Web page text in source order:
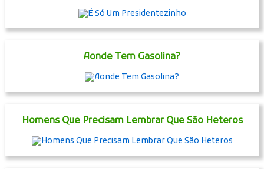
Aonde Tem Gasolina?
Homens Que Precisam Lembrar Que São Heteros